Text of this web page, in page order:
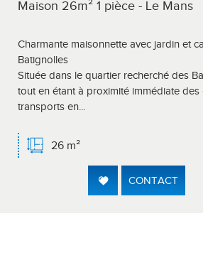
Maison 26m² 1 pièce - Le Mans
Charmante maisonnette avec jardin et
Batignolles
Située dans le quartier recherché des
tout en étant à proximité immédiate des
transports en...
26 m²
CONTACT